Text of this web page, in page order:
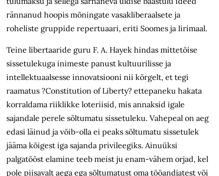
rännanud hoopis mõningate vasakliberaalsete ja
roheliste gruppide repertuaari, eriti Soomes ja Iirimaal.
Teine libertaaride guru F. A. Hayek hindas mittetöise
sissetulekuga inimeste panust kultuurilisse ja
intellektuaalsesse innovatsiooni nii kõrgelt, et tegi
raamatus ?Constitution of Liberty? ettepaneku hakata
korraldama riiklikke loteriisid, mis annaksid igale
sajandale perele sõltumatu sissetuleku. Vahepeal on aeg
edasi läinud ja võib-olla ei peaks sõltumatu sissetulek
jääma kõigest iga sajanda privileegiks. Ainuüksi
palgatööst elamine teeb meist ju enam-vähem orjad, kel
pole piisavalt aega ega sõltumatust oma tööandjatest või